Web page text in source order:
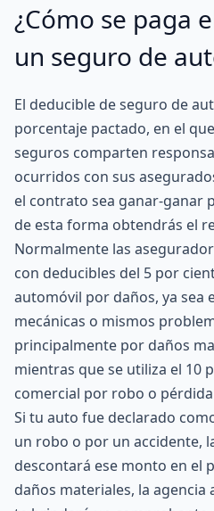
¿Cómo se paga
un seguro de
El deducible de seguro de
porcentaje pactado, en el
seguros comparten
ocurridos con sus
el contrato sea ganar-ganar
de esta forma obtendrás el
Normalmente las
con deducibles del 5 por
automóvil por daños, ya sea
mecánicas o mismos
principalmente por daños
mientras que se utiliza el 10
comercial por robo o
Si tu auto fue declarado
un robo o por un accidente,
descontará ese monto en el
daños materiales, la agencia